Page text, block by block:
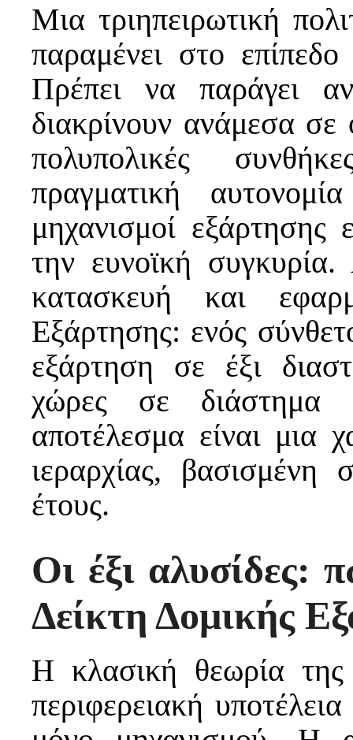
Μια τριηπειρωτική
παραμένει στο
Πρέπει να παράγει
διακρίνουν ανάμεσα σε
πολυπολικές
πραγματική
μηχανισμοί εξάρτησης
την ευνοϊκή
κατασκευή και
Εξάρτησης: ενός
εξάρτηση σε έξι
χώρες σε
αποτέλεσμα είναι μια
ιεραρχίας,
έτους.
Οι έξι αλυσίδες:
Δείκτη Δομικής
Η κλασική θεωρία
περιφερειακή